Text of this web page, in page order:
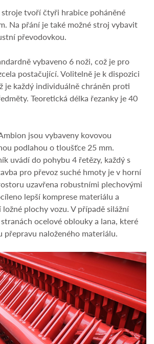
tvoří čtyři hrabice poháněné
Na přání je také možné stroj vybavit
převodovkou.
vybaveno 6 noži, což je pro
postačující. Volitelně je k dispozici
je každý individuálně chráněn proti
Teoretická délka řezanky je 40
jsou vybaveny kovovou
podlahou o tloušťce 25 mm.
uvádí do pohybu 4 řetězy, každý s
pro převoz suché hmoty je v horní
uzavřena robustními plechovými
lepší komprese materiálu a
plochy vozu. V případě silážní
ocelové oblouky a lana, které
přepravu naloženého materiálu.